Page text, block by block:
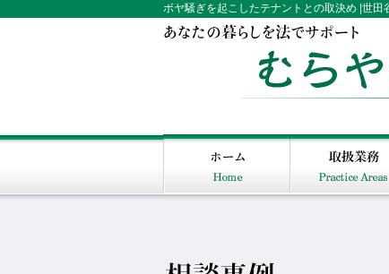
ボヤ騒ぎを起こしたテナントとの取決め |世